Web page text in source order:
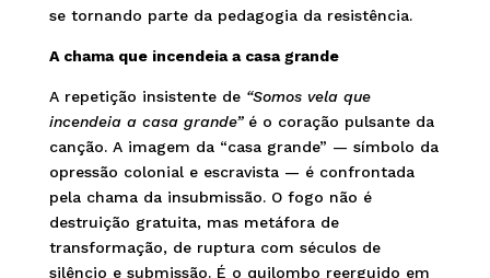
se tornando parte da pedagogia da resistência.
A chama que incendeia a casa grande
A repetição insistente de “Somos vela que
incendeia a casa grande”é o coração pulsante da
canção. A imagem da “casa grande” — símbolo da
opressão colonial e escravista — é confrontada
pela chama da insubmissão. O fogo não é
destruição gratuita, mas metáfora de
transformação, de ruptura com séculos de
silêncio e submissão. É o quilombo reerguido em